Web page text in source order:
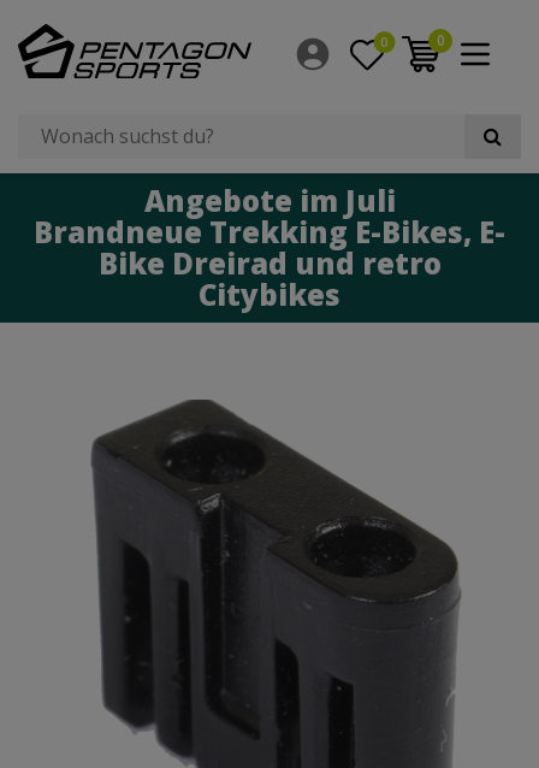
0 0
Angebote im Juli
Brandneue Trekking E-Bikes, E-
Bike Dreirad und retro
Citybikes